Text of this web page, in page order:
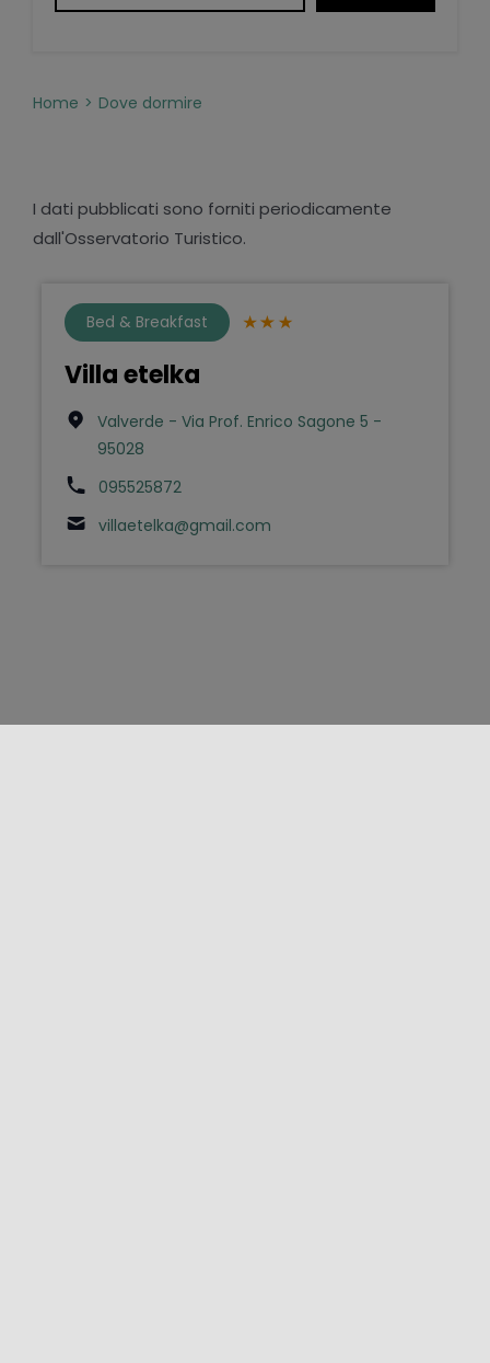
Home Dove dormire
I dati pubblicati sono forniti periodicamente
dall'Osservatorio Turistico.
Bed & Breakfast
Villa etelka
Valverde - Via Prof. Enrico Sagone 5 -
95028
095525872
villaetelka@gmail.com